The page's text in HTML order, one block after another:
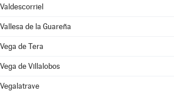
Valdescorriel
Vallesa de la Guareña
Vega de Tera
Vega de Villalobos
Vegalatrave